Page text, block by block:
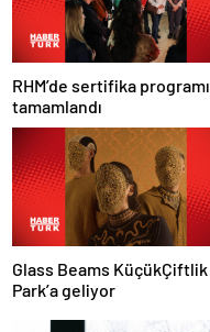
RHM’de sertifika programı
tamamlandı
Glass Beams KüçükÇiftlik
Park’a geliyor